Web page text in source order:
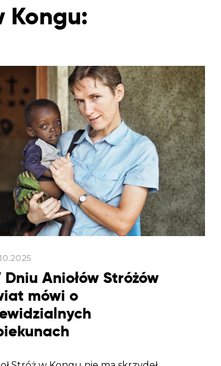
Kongu:
Dniu Aniołów Stróżów
mówi o